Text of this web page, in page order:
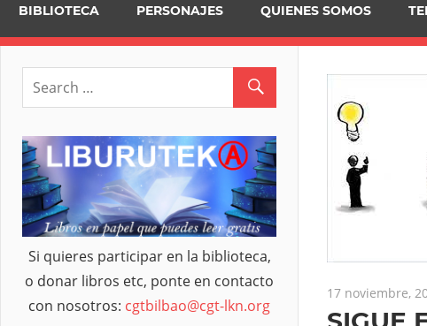
BIBLIOTECA PERSONAJES QUIENES SOMOS
17 noviembre,
Si quieres participar en la biblioteca,
o donar libros etc, ponte en contacto
con nosotros: cgtbilbao@cgt-lkn.org